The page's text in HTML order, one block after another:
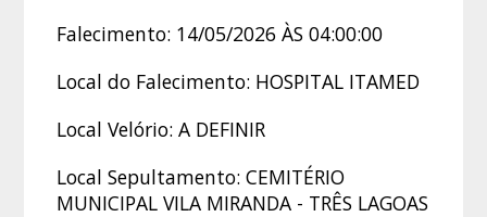
Falecimento: 14/05/2026 ÀS 04:00:00
Local do Falecimento: HOSPITAL ITAMED
Local Velório: A DEFINIR
Local Sepultamento: CEMITÉRIO
MUNICIPAL VILA MIRANDA - TRÊS LAGOAS